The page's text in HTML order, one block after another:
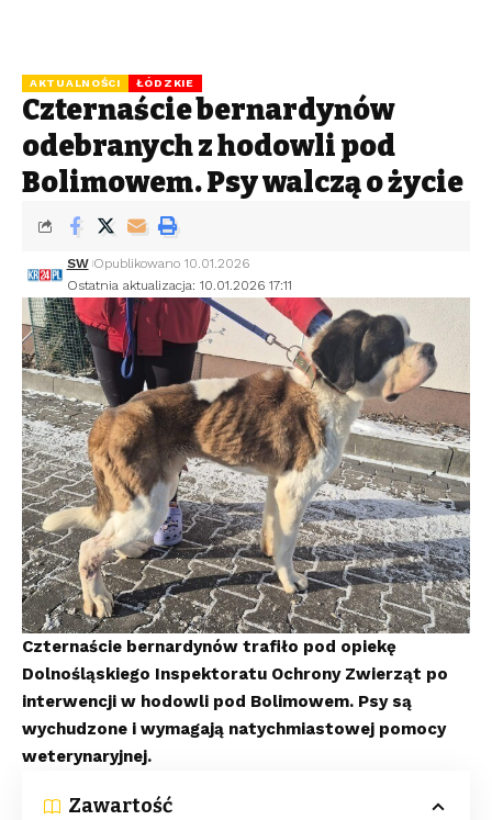
AKTUALNOŚCI ŁÓDZKIE
Czternaście bernardynów
odebranych z hodowli pod
Bolimowem. Psy walczą o życie
Ostatnia aktualizacja: 10.01.2026 17:11
SW Opublikowano 10.01.2026
Czternaście bernardynów trafiło pod opiekę
Dolnośląskiego Inspektoratu Ochrony Zwierząt po
interwencji w hodowli pod Bolimowem. Psy są
wychudzone i wymagają natychmiastowej pomocy
weterynaryjnej.
Zawartość